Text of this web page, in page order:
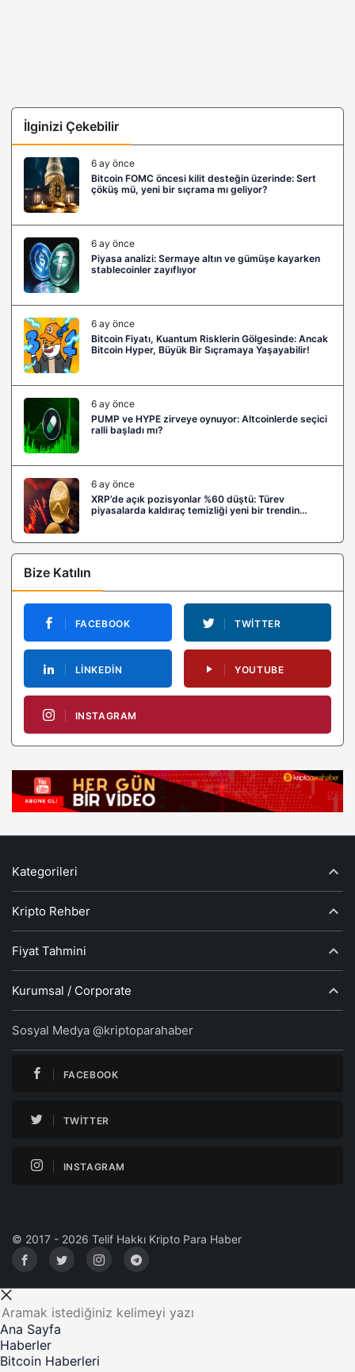
İlginizi Çekebilir
6 ay önce
Bitcoin FOMC öncesi kilit desteğin üzerinde: Sert
çöküş mü, yeni bir sıçrama mı geliyor?
6 ay önce
Piyasa analizi: Sermaye altın ve gümüşe kayarken
stablecoinler zayıflıyor
6 ay önce
Bitcoin Fiyatı, Kuantum Risklerin Gölgesinde: Ancak
Bitcoin Hyper, Büyük Bir Sıçramaya Yaşayabilir!
6 ay önce
PUMP ve HYPE zirveye oynuyor: Altcoinlerde seçici
ralli başladı mı?
6 ay önce
XRP’de açık pozisyonlar %60 düştü: Türev
piyasalarda kaldıraç temizliği yeni bir trendin
Bize Katılın
FACEBOOK TWITTER
LINKEDIN YOUTUBE
INSTAGRAM
Kategorileri
Kripto Rehber
Fiyat Tahmini
Kurumsal / Corporate
Sosyal Medya @kriptoparahaber
FACEBOOK
TWITTER
INSTAGRAM
© 2017 - 2026 Telif Hakkı Kripto Para Haber
Ana Sayfa
Haberler
Bitcoin Haberleri